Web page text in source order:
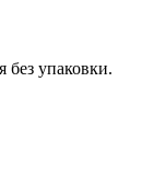
без упаковки.